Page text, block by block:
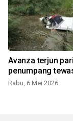
Avanza terjun
penumpang
Rabu, 6 Mei 2026